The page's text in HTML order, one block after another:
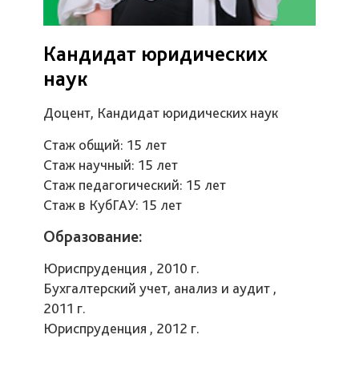
Кандидат юридических
наук
Доцент, Кандидат юридических наук
Стаж общий: 15 лет
Стаж научный: 15 лет
Стаж педагогический: 15 лет
Стаж в КубГАУ: 15 лет
Образование:
Юриспруденция , 2010 г.
Бухгалтерский учет, анализ и аудит ,
2011 г.
Юриспруденция , 2012 г.